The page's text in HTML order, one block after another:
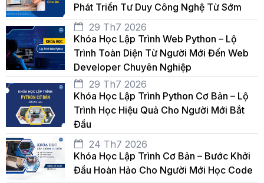
Phát Triển Tư Duy Công Nghệ Từ Sớm
29 Th7 2026
Khóa Học Lập Trình Web Python – Lộ
Trình Toàn Diện Từ Người Mới Đến Web
Developer Chuyên Nghiệp
29 Th7 2026
Khóa Học Lập Trình Python Cơ Bản – Lộ
Trình Học Hiệu Quả Cho Người Mới Bắt
Đầu
24 Th7 2026
Khóa Học Lập Trình Cơ Bản – Bước Khởi
Đầu Hoàn Hảo Cho Người Mới Học Code